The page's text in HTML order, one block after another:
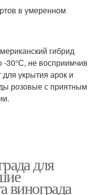
в умеренном
гибрид
30°С, не восприимчив
укрытия арок и
розовые с приятным
для
винограда